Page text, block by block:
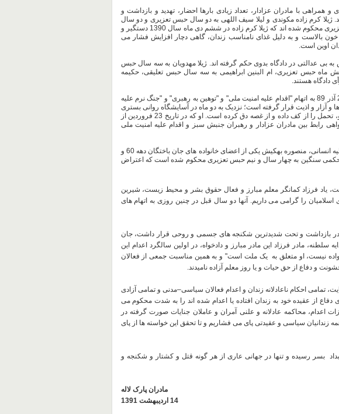
همراهی با مادران عزادار، تعداد زیادی بارها احضار، تهدید و بازداشت و
ژیلا کرم زاده مکوندی و لیلا سیف اللهی به دو سال حبس تعزیری و دو سال
حبس تعلیقی و نادر احسنی به دو سال حبس تعزیری محکوم شده اند که ژیلا کرم زاده در ششم دی ماه سال 1390 دستگیر و
بالاست و به دلیل غذای نامناسب زندان، گاهی دچار افزایش فشار می
اوین است.
بی عدالتی در دادگاه بدوی حکم گرفته اند. ژیلا مهدویان به سه سال حبس
به شش ماه حبس تعزیری، ام البنین ابراهیمی به سه سال حبس تعلیقی، حکیمه
دادگاه هستند.
فرد دیگری به نام سید محمد ابراهیمی نیز از 23 آذر 89 به اتهام "اقدام علیه امنیت ملی" و "توهین به رهبری" و "جنگ نرم علیه
آزار و اذیت قرار گرفته است؛ نزدیک به دو ماه در آسایشگاه روانی بستری
شده و پدرش با روبرو شدن با شرایط سخت او، تحمل را از کف داده و از غصه دق کرده است. او که در تاریخ 23 فروردین از
رابط بین مادران عزادار و رهبران جنبش سبز و اقدام علیه امنیت ملی
در کنار همه این بی عدالتی ها و تضییع حقوق اولیه انسانی، منصوره بهکیش یکی از اعضای خانواده های جان باختگان دهه 60 و
با حکمی سنگین به چهار سال و نیم حبس تعزیری محکوم شده است که اعتراض
لاله در آستانه روز 19 اردیبهشت، یاد فرزاد کمانگر معلم مبارز و فعال حقوق بشر و محیط زیست، شیرین
را گرامی می داریم. آنها دو سال قبل در چنین روزی به اتهام های
که قبل از اعدام به مدت 4 سال در بازداشت و تحت شدیدترین شکنجه های جسمی و روحی قرار داشت، جان
سلطنه، مادر فرزاد این مادر مبارز و دادخواه، در اولین سالگرد اعدام این
نیست، او متعلق به یک ملت است" و به همین مناسبت جمعی از فعالان
تمامی احکام ناعادلانه زندان و اعدام فعالان سیاسی–مدنی و تمامی آزادی
از عقیده خود به زندان افتاده یا اعدام شده اند را به شدت محکوم می
اعدام، محاکمه عادلانه و علنی آمران و عاملان جنایات صورت گرفته در
سیاسی و عقیدتی پای می فشاریم و تا تحقق این خواسته ها از پای
بسر رسیده و تنها در جهانی عاری از هر گونه قتل و کشتار و شکنجه و
مادران پارک لاله
14 اردیبهشت 1391